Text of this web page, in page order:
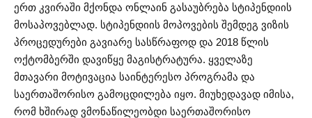
ერთ კვირაში მქონდა ონლაინ გასაუბრება სტიპენდიის
მოსაპოვებლად. სტიპენდიის მოპოვების შემდეგ ვიზის
პროცედურები გავიარე სასწრაფოდ და 2018 წლის
ოქტომბერში დავიწყე მაგისტრატურა. ყველაზე
მთავარი მოტივაცია საინტერესო პროგრამა და
საერთაშორისო გამოცდილება იყო. მიუხედავად იმისა,
რომ ხშირად ვმონაწილეობდი საერთაშორისო